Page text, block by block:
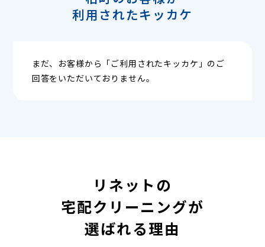
利用されたキッカケ
まだ、お客様から「ご利用されたキッカケ」のご
回答をいただいておりません。
リネットの
宅配クリーニングが
選ばれる理由